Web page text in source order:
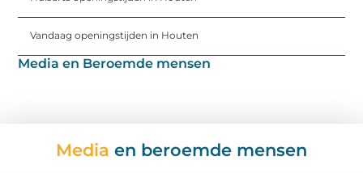
Vandaag openingstijden in Houten
Media en Beroemde mensen
Media en beroemde mensen